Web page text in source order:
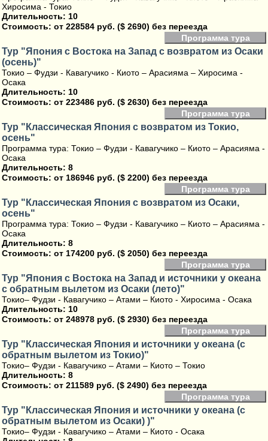
Хиросима - Токио
Длительность: 10
Стоимость: от 228584 руб. ($ 2690) без переезда
Программа тура
Тур "Япония с Востока на Запад с возвратом из Осаки
(осень)"
Токио – Фудзи - Кавагучико - Киото – Арасияма – Хиросима -
Осака
Длительность: 10
Стоимость: от 223486 руб. ($ 2630) без переезда
Программа тура
Тур "Классическая Япония с возвратом из Токио,
осень"
Программа тура: Токио – Фудзи - Кавагучико – Киото – Арасияма -
Осака
Длительность: 8
Стоимость: от 186946 руб. ($ 2200) без переезда
Программа тура
Тур "Классическая Япония с возвратом из Осаки,
осень"
Программа тура: Токио – Фудзи - Кавагучико – Киото – Арасияма -
Осака
Длительность: 8
Стоимость: от 174200 руб. ($ 2050) без переезда
Программа тура
Тур "Япония с Востока на Запад и источники у океана
с обратным вылетом из Осаки (лето)"
Токио– Фудзи - Кавагучико – Атами – Киото - Хиросима - Осака
Длительность: 10
Стоимость: от 248978 руб. ($ 2930) без переезда
Программа тура
Тур "Классическая Япония и источники у океана (с
обратным вылетом из Токио)"
Токио– Фудзи - Кавагучико – Атами – Киото – Токио
Длительность: 8
Стоимость: от 211589 руб. ($ 2490) без переезда
Программа тура
Тур "Классическая Япония и источники у океана (с
обратным вылетом из Осаки) )"
Токио– Фудзи - Кавагучико – Атами – Киото - Осака